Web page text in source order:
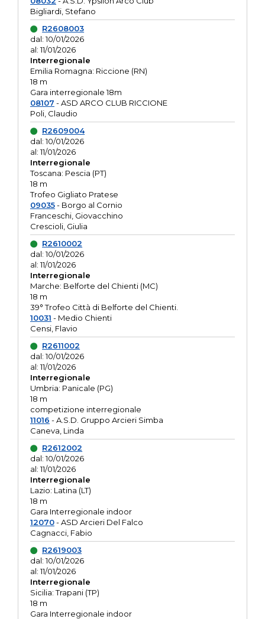
Bigliardi, Stefano
R2608003
dal: 10/01/2026
al: 11/01/2026
Interregionale
Emilia Romagna: Riccione (RN)
18 m
Gara interregionale 18m
08107 - ASD ARCO CLUB RICCIONE
Poli, Claudio
R2609004
dal: 10/01/2026
al: 11/01/2026
Interregionale
Toscana: Pescia (PT)
18 m
Trofeo Gigliato Pratese
09035- Borgo al Cornio
Franceschi, Giovacchino
Crescioli, Giulia
R2610002
dal: 10/01/2026
al: 11/01/2026
Interregionale
Marche: Belforte del Chienti (MC)
18 m
39° Trofeo Città di Belforte del Chienti.
10031 - Medio Chienti
Censi, Flavio
R2611002
dal: 10/01/2026
al: 11/01/2026
Interregionale
Umbria: Panicale (PG)
18 m
competizione interregionale
11016 - A.S.D. Gruppo Arcieri Simba
Caneva, Linda
R2612002
dal: 10/01/2026
al: 11/01/2026
Interregionale
Lazio: Latina (LT)
18 m
Gara Interregionale indoor
12070- ASD Arcieri Del Falco
Cagnacci, Fabio
R2619003
dal: 10/01/2026
al: 11/01/2026
Interregionale
Sicilia: Trapani (TP)
18 m
Gara Interregionale indoor